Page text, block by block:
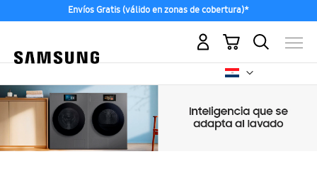
Envíos Gratis (válido en zonas de cobertura)*
Mi carrito